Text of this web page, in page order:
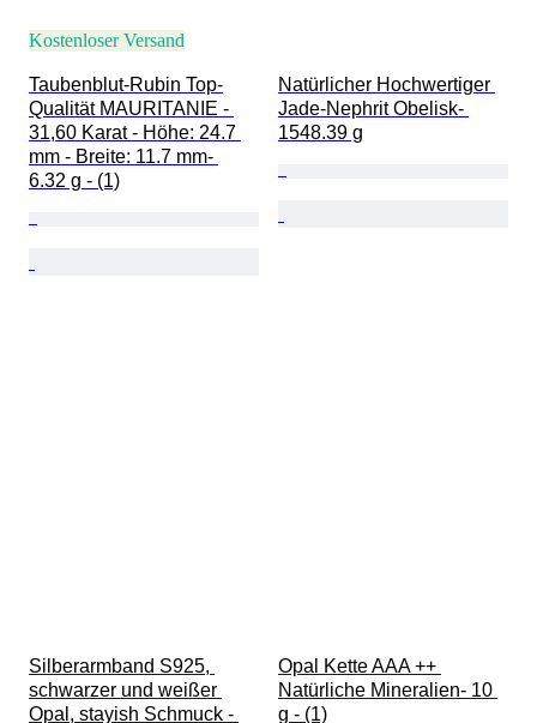
Kostenloser Versand
Taubenblut-Rubin Top-
Qualität MAURITANIE -
31,60 Karat - Höhe: 24.7
mm - Breite: 11.7 mm-
6.32 g - (1)
Natürlicher Hochwertiger
Jade-Nephrit Obelisk-
1548.39 g
Silberarmband S925,
schwarzer und weißer
Opal, stayish Schmuck -
Opal Kette AAA ++
Natürliche Mineralien- 10
g - (1)